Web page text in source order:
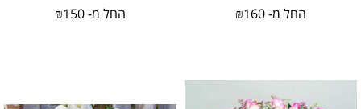
החל מ- ₪160 החל מ- ₪150